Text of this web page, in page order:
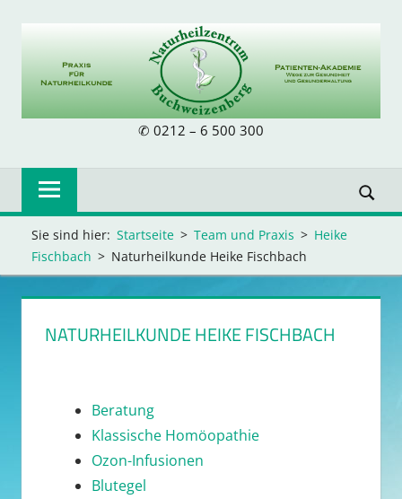
✆ 0212 – 6 500 300
Sie sind hier: Startseite Team und Praxis
Heike
Fischbach
Naturheilkunde Heike Fischbach
NATURHEILKUNDE HEIKE FISCHBACH
Beratung
Klassische Homöopathie
Ozon-Infusionen
Blutegel